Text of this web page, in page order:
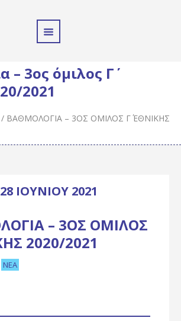
– 3ος όμιλος Γ΄
2021
/ ΒΑΘΜΟΛΟΓΊΑ – 3ΟΣ ΌΜΙΛΟΣ Γ΄ ΕΘΝΙΚΉΣ
28 ΙΟΥΝΊΟΥ 2021
– 3ΟΣ ΌΜΙΛΟΣ
2020/2021
ΝΈΑ